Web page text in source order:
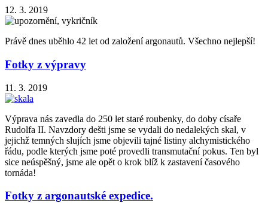
12. 3. 2019
Právě dnes uběhlo 42 let od založení argonautů. Všechno nejlepší!
Fotky z výpravy
11. 3. 2019
Výprava nás zavedla do 250 let staré roubenky, do doby císaře
Rudolfa II. Navzdory dešti jsme se vydali do nedalekých skal, v
jejichž temných slujích jsme objevili tajné listiny alchymistického
řádu, podle kterých jsme poté provedli transmutační pokus. Ten byl
sice neúspěšný, jsme ale opět o krok blíž k zastavení časového
tornáda!
Fotky z argonautské expedice.